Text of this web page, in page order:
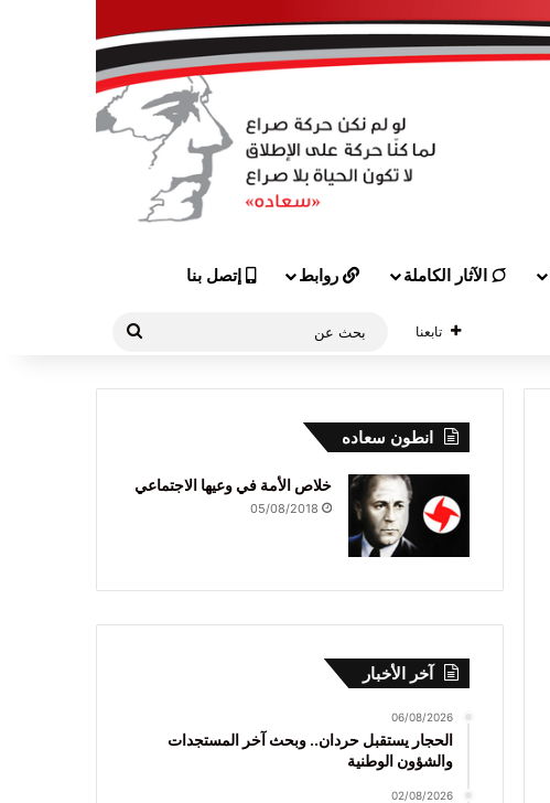
الآثار الكاملة روابط إتصل بنا
تابعنا
انطون سعاده
خلاص الأمة في وعيها الاجتماعي
05/08/2018
آخر الأخبار
06/08/2026
الحجار يستقبل حردان.. وبحث آخر المستجدات
والشؤون الوطنية
02/08/2026